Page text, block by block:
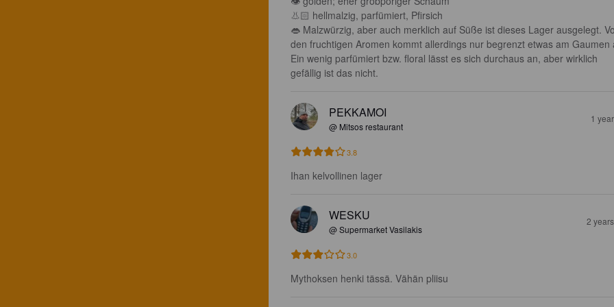
👃🏻 hellmalzig, parfümiert, Pfirsich
👄 Malzwürzig, aber auch merklich auf Süße ist dieses Lager ausgelegt.
den fruchtigen Aromen kommt allerdings nur begrenzt etwas am Gaumen
Ein wenig parfümiert bzw. floral lässt es sich durchaus an, aber wirklich
gefällig ist das nicht.
PEKKAMOI
@ Mitsos restaurant
1
3.8
Ihan kelvollinen lager
WESKU
@ Supermarket Vasilakis
2
3.0
Mythoksen henki tässä. Vähän pliisu